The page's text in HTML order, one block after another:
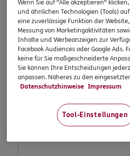
Lob und
Wenn Sie auf "Alle akzeptieren"
und ähnlichen Technologien (Tools)
eine zuverlässige Funktion der
Messung von Marketingaktivitäten
Inhalte und Werbeanzeigen zur
Facebook Audiences oder Google Ads.
keine für Sie maßgeschneiderte
Sie können Ihre Entscheidungen
anpassen. Näheres zu den
Datenschutzhinweise Impressum
Tool-Einstellungen